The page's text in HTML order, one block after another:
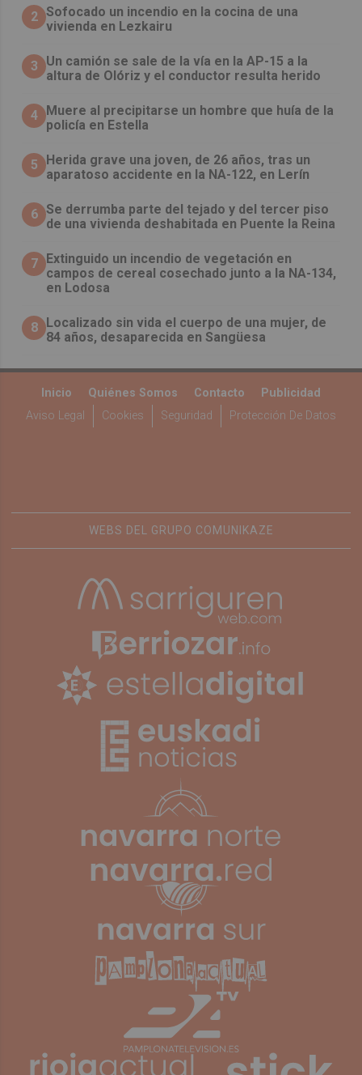
2 Sofocado un incendio en la cocina de una
vivienda en Lezkairu
3
Un camión se sale de la vía en la AP-15 a la
altura de Olóriz y el conductor resulta herido
4 Muere al precipitarse un hombre que huía de la
policía en Estella
5
Herida grave una joven, de 26 años, tras un
aparatoso accidente en la NA-122, en Lerín
6 Se derrumba parte del tejado y del tercer piso
de una vivienda deshabitada en Puente la Reina
7 Extinguido un incendio de vegetación en
campos de cereal cosechado junto a la NA-134,
en Lodosa
8 Localizado sin vida el cuerpo de una mujer, de
84 años, desaparecida en Sangüesa
Inicio Quiénes Somos Contacto
Publicidad
Aviso Legal
Cookies Seguridad Protección De Datos
WEBS DEL GRUPO COMUNIKAZE